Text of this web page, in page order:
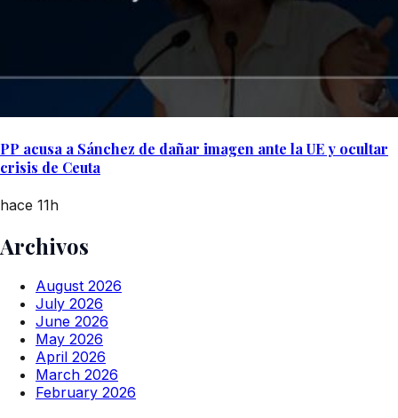
PP acusa a Sánchez de dañar imagen ante la UE y ocultar
crisis de Ceuta
hace 11h
Archivos
August 2026
July 2026
June 2026
May 2026
April 2026
March 2026
February 2026